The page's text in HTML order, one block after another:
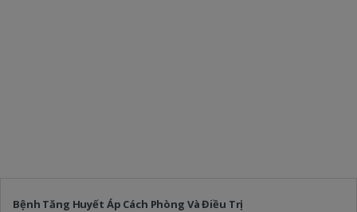
Bệnh Tăng Huyết Áp Cách Phòng Và Điều Trị